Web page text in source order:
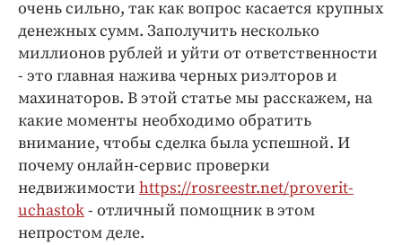
Блоги
Издания
Медиаперсона
Интересное чтиво
Клиника года
Бренд года
Работодатель года
очень сильно, так как вопрос касается крупных
денежных сумм. Заполучить несколько
миллионов рублей и уйти от ответственности
- это главная нажива черных риэлторов и
махинаторов. В этой статье мы расскажем, на
какие моменты необходимо обратить
внимание, чтобы сделка была успешной. И
почему онлайн-сервис проверки
недвижимости https://rosreestr.net/proverit-
uchastok- отличный помощник в этом
непростом деле.